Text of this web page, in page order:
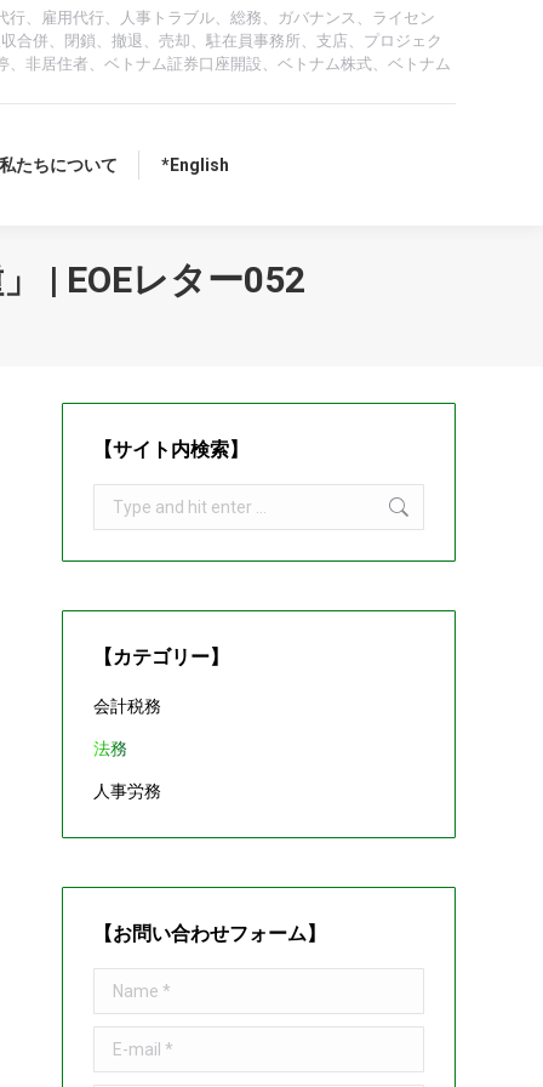
、雇用代行、人事トラブル、総務、ガバナンス、ライセン
合併、閉鎖、撤退、売却、駐在員事務所、支店、プロジェク
非居住者、ベトナム証券口座開設、ベトナム株式、ベトナム
私たちについて *English
| EOEレター052
【サイト内検索】
Search:
【カテゴリー】
会計税務
法務
人事労務
【お問い合わせフォーム】
Name *
E-mail *